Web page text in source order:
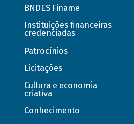
BNDES Finame
Instituições financeiras
credenciadas
Patrocínios
Licitações
Cultura e economia
criativa
Conhecimento